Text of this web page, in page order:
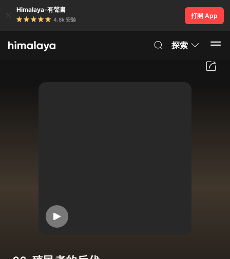
Himalaya-有聲書
4.8k 安裝
打開 App
探索